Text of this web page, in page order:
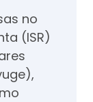
no
(ISR)